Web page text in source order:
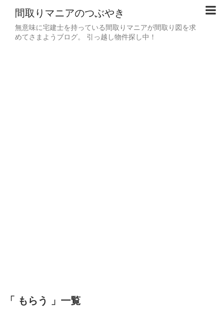
間取りマニアのつぶやき
無意味に宅建士を持っている間取りマニアが間取り図を求
めてさまようブログ。 引っ越し物件探し中！
「 もらう 」一覧